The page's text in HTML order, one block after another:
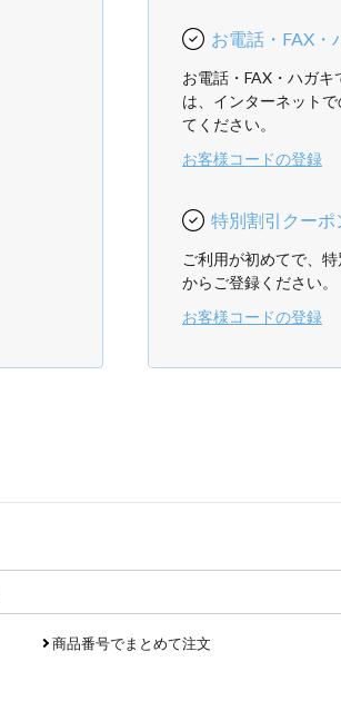
お電話・FAX・
お電話・FAX・ハガ
は、インターネット
てください。
お客様コードの登録
特別割引クー
ご利用が初めてで、
からご登録ください。
お客様コードの登録
商品番号でまとめて注文